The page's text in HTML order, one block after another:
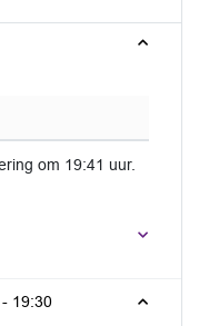
om 19:41 uur.
19:30